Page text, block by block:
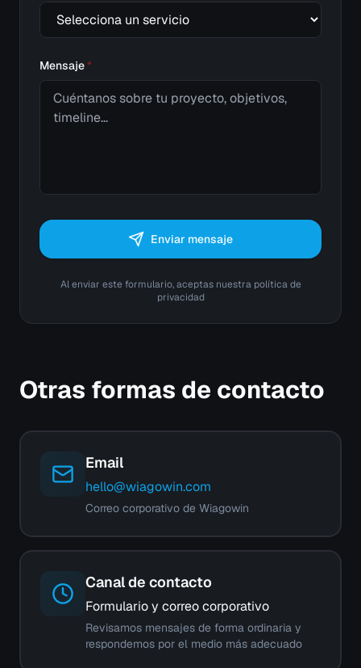
Mensaje*
Enviar mensaje
Al enviar este formulario, aceptas nuestra política de
privacidad
Otras formas de contacto
Email
hello@wiagowin.com
Correo corporativo de Wiagowin
Canal de contacto
Formulario y correo corporativo
Revisamos mensajes de forma ordinaria y
respondemos por el medio más adecuado